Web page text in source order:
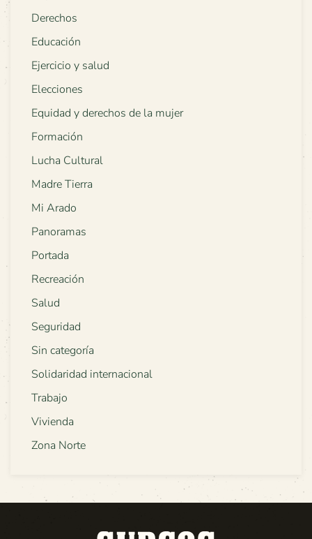
Derechos
Educación
Ejercicio y salud
Elecciones
Equidad y derechos de la mujer
Formación
Lucha Cultural
Madre Tierra
Mi Arado
Panoramas
Portada
Recreación
Salud
Seguridad
Sin categoría
Solidaridad internacional
Trabajo
Vivienda
Zona Norte